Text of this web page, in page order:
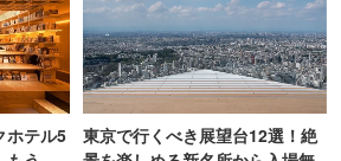
ホテル5
東京で行くべき展望台12選！絶